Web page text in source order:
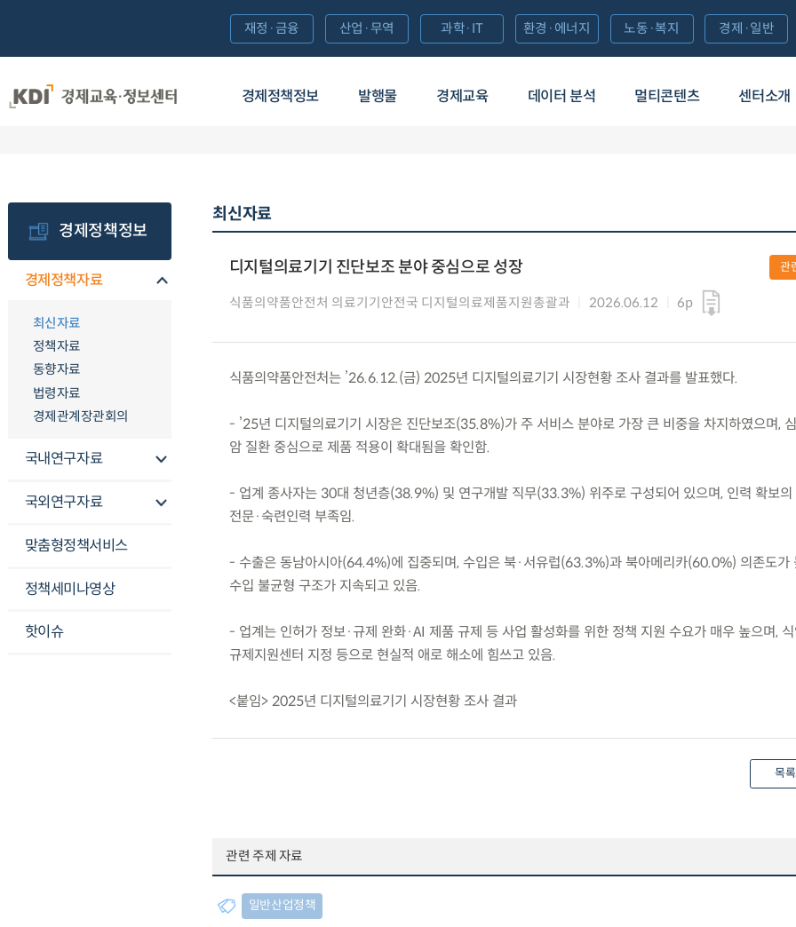
경제정책정보 발행물 경제교육 데이터 분석 멀티콘텐츠 센터소개
재정·금융 산업·무역 과학·IT 환경·에너지 노동·복지 경제·일반
경제정책정보
경제정책자료
최신자료
정책자료
동향자료
법령자료
경제관계장관회의
국내연구자료
국외연구자료
맞춤형정책서비스
정책세미나영상
핫이슈
최신자료
디지털의료기기 진단보조 분야 중심으로 성장
식품의약품안전처 의료기기안전국 디지털의료제품지원총괄과 2026.06.12 6p
관
식품의약품안전처는 ’26.6.12.(금) 2025년 디지털의료기기 시장현황 조사 결과를 발표했다.
- ’25년 디지털의료기기 시장은 진단보조(35.8%)가 주 서비스 분야로 가장 큰 비중을 차지하였으며,
암 질환 중심으로 제품 적용이 확대됨을 확인함.
- 업계 종사자는 30대 청년층(38.9%) 및 연구개발 직무(33.3%) 위주로 구성되어 있으며, 인력 확보의
전문·숙련인력 부족임.
- 수출은 동남아시아(64.4%)에 집중되며, 수입은 북·서유럽(63.3%)과 북아메리카(60.0%) 의존도가
수입 불균형 구조가 지속되고 있음.
- 업계는 인허가 정보·규제 완화·AI 제품 규제 등 사업 활성화를 위한 정책 지원 수요가 매우 높으며,
규제지원센터 지정 등으로 현실적 애로 해소에 힘쓰고 있음.
<붙임> 2025년 디지털의료기기 시장현황 조사 결과
목
관련 주제 자료
일반산업정책